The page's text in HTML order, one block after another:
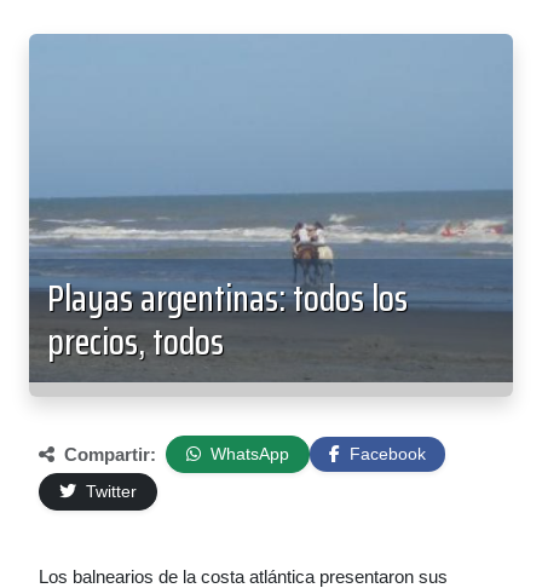
Playas argentinas: todos los
precios, todos
Compartir: WhatsApp
Facebook
Twitter
Los balnearios de la costa atlántica presentaron sus